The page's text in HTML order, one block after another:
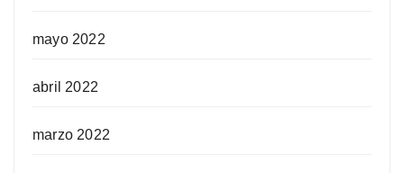
mayo 2022
abril 2022
marzo 2022